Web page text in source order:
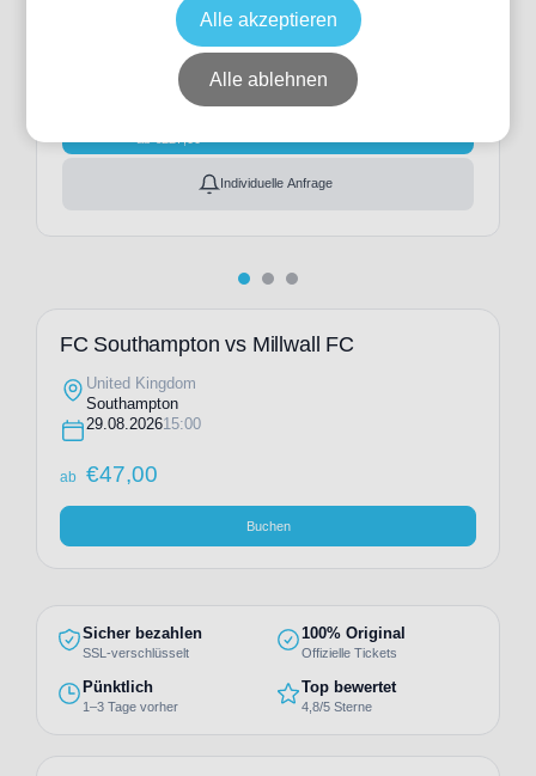
15:00
3 verfügbar
Vereinigtes Königreich
St. Mary's Stadium
Individuelle Anfrage
FC Southampton vs Millwall FC
United Kingdom
Southampton
29.08.202615:00
ab €47,00
Buchen
Sicher bezahlen
SSL-verschlüsselt
100% Original
Offizielle Tickets
Pünktlich
1–3 Tage vorher
Top bewertet
4,8/5 Sterne
Alle akzeptieren
Alle ablehnen